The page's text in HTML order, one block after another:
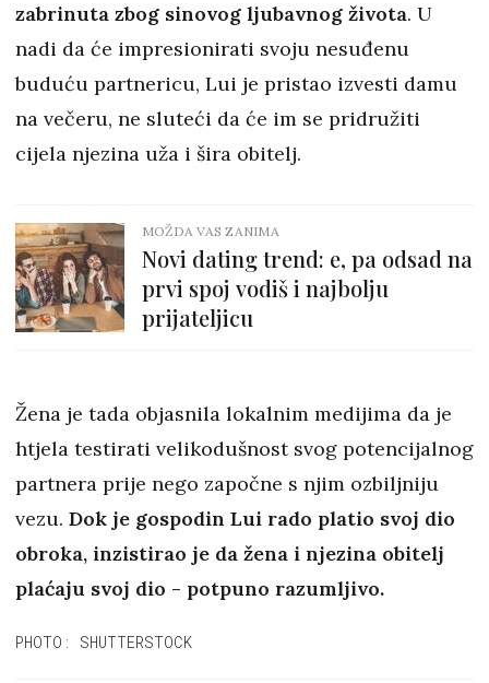
zabrinuta zbog sinovog ljubavnog života. U
nadi da će impresionirati svoju nesuđenu
buduću partnericu, Lui je pristao izvesti damu
na večeru, ne sluteći da će im se pridružiti
cijela njezina uža i šira obitelj.
MOŽDA VAS ZANIMA
Novi dating trend: e, pa odsad na
prvi spoj vodiš i najbolju
prijateljicu
Žena je tada objasnila lokalnim medijima da je
htjela testirati velikodušnost svog potencijalnog
partnera prije nego započne s njim ozbiljniju
vezu. Dok je gospodin Lui rado platio svoj dio
obroka, inzistirao je da žena i njezina obitelj
plaćaju svoj dio - potpuno razumljivo.
PHOTO: SHUTTERSTOCK